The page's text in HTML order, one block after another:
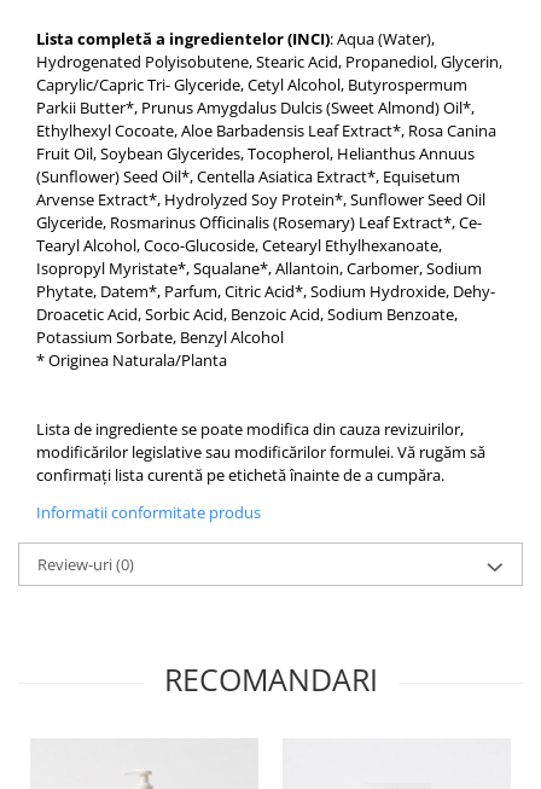
Lista completă a ingredientelor (INCI): Aqua (Water),
Hydrogenated Polyisobutene, Stearic Acid, Propanediol, Glycerin,
Caprylic/Capric Tri- Glyceride, Cetyl Alcohol, Butyrospermum
Parkii Butter*, Prunus Amygdalus Dulcis (Sweet Almond) Oil*,
Ethylhexyl Cocoate, Aloe Barbadensis Leaf Extract*, Rosa Canina
Fruit Oil, Soybean Glycerides, Tocopherol, Helianthus Annuus
(Sunflower) Seed Oil*, Centella Asiatica Extract*, Equisetum
Arvense Extract*, Hydrolyzed Soy Protein*, Sunflower Seed Oil
Glyceride, Rosmarinus Officinalis (Rosemary) Leaf Extract*, Ce-
Tearyl Alcohol, Coco-Glucoside, Cetearyl Ethylhexanoate,
Isopropyl Myristate*, Squalane*, Allantoin, Carbomer, Sodium
Phytate, Datem*, Parfum, Citric Acid*, Sodium Hydroxide, Dehy-
Droacetic Acid, Sorbic Acid, Benzoic Acid, Sodium Benzoate,
Potassium Sorbate, Benzyl Alcohol
* Originea Naturala/Planta
Lista de ingrediente se poate modifica din cauza revizuirilor,
modificărilor legislative sau modificărilor formulei. Vă rugăm să
confirmați lista curentă pe etichetă înainte de a cumpăra.
Informatii conformitate produs
Review-uri(0)
RECOMANDARI